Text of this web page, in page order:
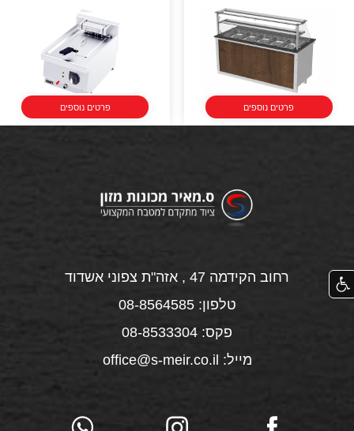
פרטים נוספים פרטים נוספים
רחוב הקידמה 47 , אזה"ת צפוני אשדוד
טלפון: 08-8564585
פקס: 08-8533304
מייל: office@s-meir.co.il